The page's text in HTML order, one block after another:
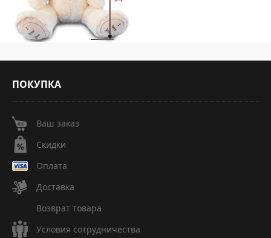
ПОКУПКА
Ваш заказ
Скидки
Оплата
Доставка
Возврат товара
Условия сотрудничества